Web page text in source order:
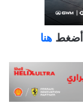
أضغط هنا